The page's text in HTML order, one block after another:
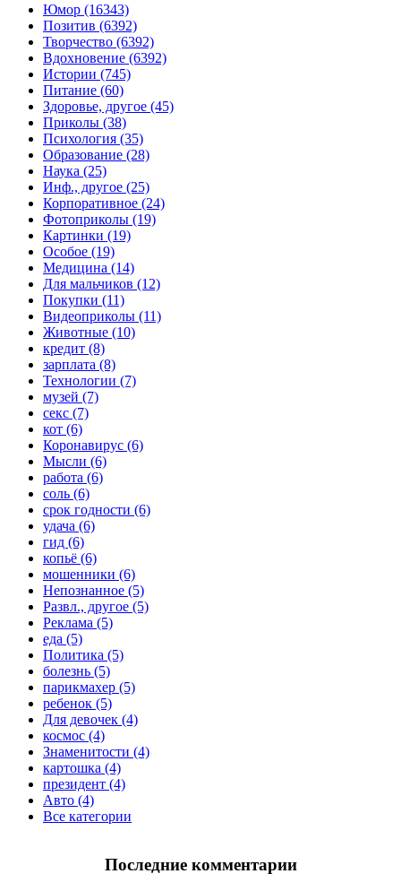
Юмор (16343)
Позитив (6392)
Творчество (6392)
Вдохновение (6392)
Истории (745)
Питание (60)
Здоровье, другое (45)
Приколы (38)
Психология (35)
Образование (28)
Наука (25)
Инф., другое (25)
Корпоративное (24)
Фотоприколы (19)
Картинки (19)
Особое (19)
Медицина (14)
Для мальчиков (12)
Покупки (11)
Видеоприколы (11)
Животные (10)
кредит (8)
зарплата (8)
Технологии (7)
музей (7)
секс (7)
кот (6)
Коронавирус (6)
Мысли (6)
работа (6)
соль (6)
срок годности (6)
удача (6)
гид (6)
копьё (6)
мошенники (6)
Непознанное (5)
Развл., другое (5)
Реклама (5)
еда (5)
Политика (5)
болезнь (5)
парикмахер (5)
ребенок (5)
Для девочек (4)
космос (4)
Знаменитости (4)
картошка (4)
президент (4)
Авто (4)
Все категории
Последние комментарии